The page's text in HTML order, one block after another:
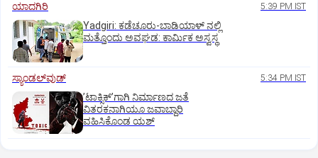
ಯಾದಗಿರಿ 5:39 PM IST
Yadgiri: ಕಡೆಚೂರು-ಬಾಡಿಯಾಳ್ ನಲ್ಲಿ
ಮತ್ತೊಂದು ಅವಘಡ: ಕಾರ್ಮಿಕ ಅಸ್ವಸ್ಥ
ಸ್ಯಾಂಡಲ್‌ವುಡ್‌ 5:34 PM IST
ʼಟಾಕ್ಸಿಕ್‌ʼಗಾಗಿ ನಿರ್ಮಾಣದ ಜತೆ
ವಿತರಕನಾಗಿಯೂ ಜವಾಬ್ದಾರಿ
ವಹಿಸಿಕೊಂಡ ಯಶ್